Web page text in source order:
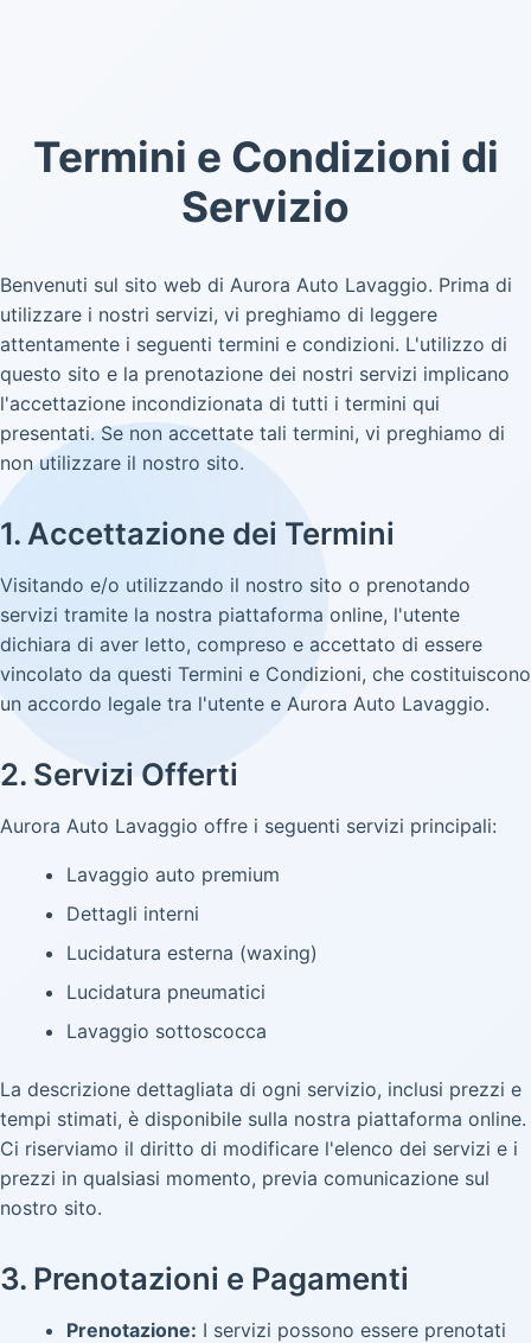
Termini e Condizioni di
Servizio
Benvenuti sul sito web di Aurora Auto Lavaggio. Prima di
utilizzare i nostri servizi, vi preghiamo di leggere
attentamente i seguenti termini e condizioni. L'utilizzo di
questo sito e la prenotazione dei nostri servizi implicano
l'accettazione incondizionata di tutti i termini qui
presentati. Se non accettate tali termini, vi preghiamo di
non utilizzare il nostro sito.
1. Accettazione dei Termini
Visitando e/o utilizzando il nostro sito o prenotando
servizi tramite la nostra piattaforma online, l'utente
dichiara di aver letto, compreso e accettato di essere
vincolato da questi Termini e Condizioni, che costituiscono
un accordo legale tra l'utente e Aurora Auto Lavaggio.
2. Servizi Offerti
Aurora Auto Lavaggio offre i seguenti servizi principali:
Lavaggio auto premium
Dettagli interni
Lucidatura esterna (waxing)
Lucidatura pneumatici
Lavaggio sottoscocca
La descrizione dettagliata di ogni servizio, inclusi prezzi e
tempi stimati, è disponibile sulla nostra piattaforma online.
Ci riserviamo il diritto di modificare l'elenco dei servizi e i
prezzi in qualsiasi momento, previa comunicazione sul
nostro sito.
3. Prenotazioni e Pagamenti
Prenotazione: I servizi possono essere prenotati